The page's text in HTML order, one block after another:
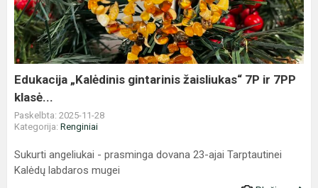
žaisliukas“
7P
ir
7PP
klasė...
Edukacija „Kalėdinis gintarinis žaisliukas“ 7P ir 7PP
klasė...
Paskelbta: 2025-11-28
Kategorija: Renginiai
Sukurti angeliukai - prasminga dovana 23-ajai Tarptautinei
Kalėdų labdaros mugei